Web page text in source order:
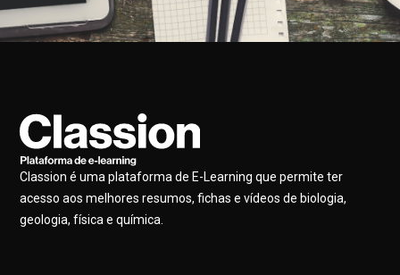
Classion é uma plataforma de E-Learning que permite ter
acesso aos melhores resumos, fichas e vídeos de biologia,
geologia, física e química.